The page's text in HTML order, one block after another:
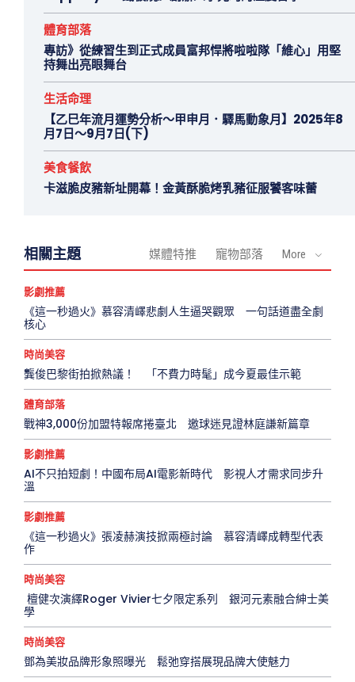
體育部落
專訪》從練習生到正式成員富邦悍將啦啦隊「維心」用堅
持舞出亮眼舞台
生活命理
【乙巳年流月運勢分析～甲申月．驛馬動象月】2025年8
月7日～9月7日(下)
美食餐飲
卡滋脆皮豬新址開幕！金黃酥脆烤乳豬征服饕客味蕾
相關主題 媒體特推 寵物部落 More
影劇推薦
《這一秒過火》慕容清嶧悲劇人生逼哭觀眾 一句話道盡全劇
核心
時尚美容
龔俊巴黎街拍掀熱議！ 「不費力時髦」成今夏最佳示範
體育部落
戰神3,000份加盟特報席捲臺北 邀球迷見證林庭謙新篇章
影劇推薦
AI不只拍短劇！中國布局AI電影新時代 影視人才需求同步升
溫
影劇推薦
《這一秒過火》張凌赫演技掀兩極討論 慕容清嶧成轉型代表
作
時尚美容
檀健次演繹Roger Vivier七夕限定系列 銀河元素融合紳士美
學
時尚美容
鄧為美妝品牌形象照曝光 鬆弛穿搭展現品牌大使魅力